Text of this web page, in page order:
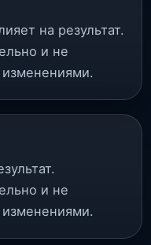
на результат.
и не
и не